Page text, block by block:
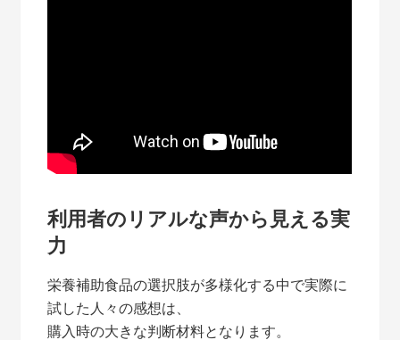
利用者のリアルな声から見える実
力
栄養補助食品の選択肢が多様化する中で実際に
試した人々の感想は、
購入時の大きな判断材料となります。